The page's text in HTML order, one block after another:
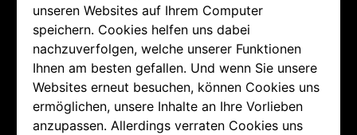
unseren Websites auf Ihrem Computer
speichern. Cookies helfen uns dabei
nachzuverfolgen, welche unserer Funktionen
Ihnen am besten gefallen. Und wenn Sie unsere
Websites erneut besuchen, können Cookies uns
ermöglichen, unsere Inhalte an Ihre Vorlieben
anzupassen. Allerdings verraten Cookies uns